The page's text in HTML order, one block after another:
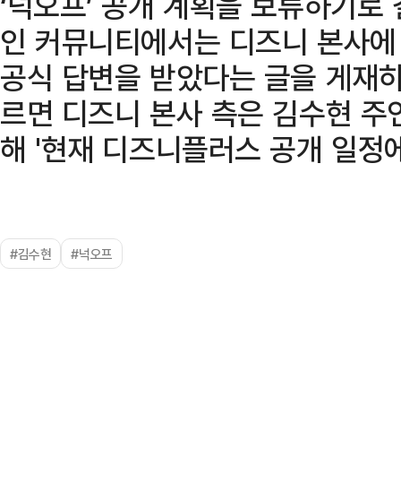
인 커뮤니티에서는 디즈니 본사
공식 답변을 받았다는 글을 게재
르면 디즈니 본사 측은 김수현
해 '현재 디즈니플러스 공개 일정
#김수현 #넉오프